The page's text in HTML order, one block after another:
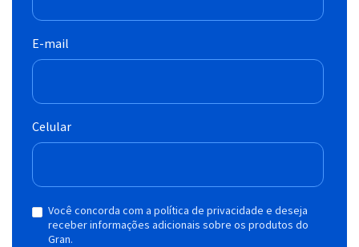
E-mail
Celular
Você concorda com a política de privacidade e deseja
receber informações adicionais sobre os produtos do
Gran.